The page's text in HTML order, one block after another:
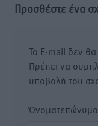
Προσθέστε ένα
Το E-mail δεν θα
Πρέπει να
υποβολή του
Όνοματεπώνυμο